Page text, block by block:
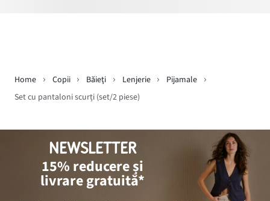
Home Copii Băieţi Lenjerie
Pijamale
Set cu pantaloni scurți (set/2 piese)
NEWSLETTER
15% reducere și
livrare gratuită*